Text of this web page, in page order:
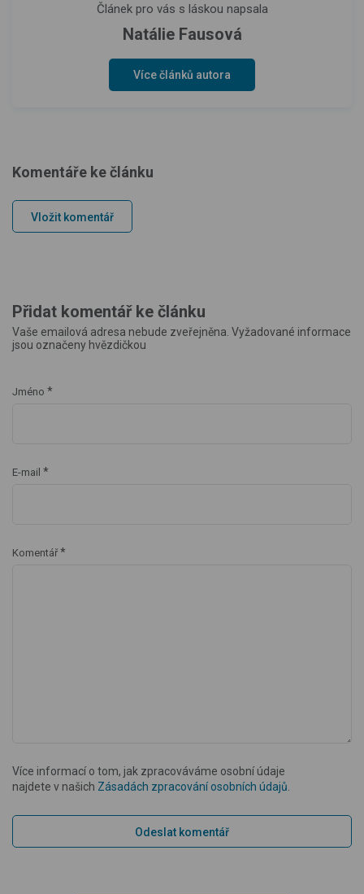
Článek pro vás s láskou napsala
Natálie Fausová
Více článků autora
Komentáře ke článku
Vložit komentář
Přidat komentář ke článku
Vaše emailová adresa nebude zveřejněna. Vyžadované informace
jsou označeny hvězdičkou
Jméno *
E-mail *
Komentář *
Více informací o tom, jak zpracováváme osobní údaje
najdete v našich Zásadách zpracování osobních údajů